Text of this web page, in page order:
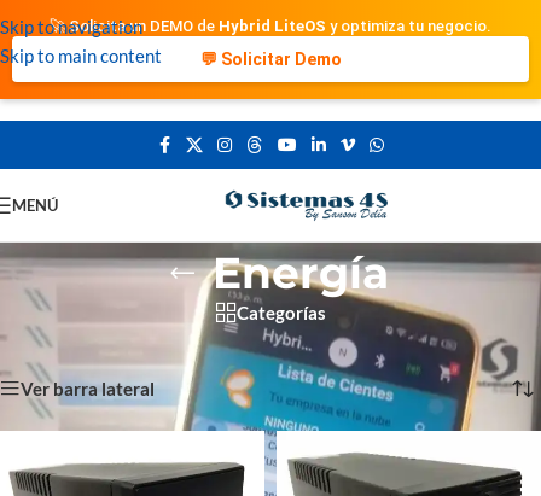
Skip to navigation
Skip to main content
🚀 Solicita un DEMO de Hybrid LiteOS y optimiza tu negocio.
💬 Solicitar Demo
MENÚ
Energía
Categorías
Portada
Mostrando 1–12 de 27 resultados
Ver barra lateral